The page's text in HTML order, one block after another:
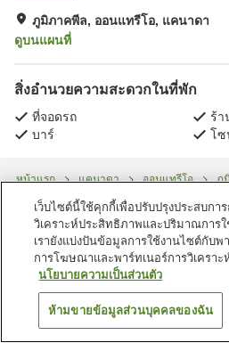
ภูมิภาคพีล, ออนแทรีโอ, แคนาดา
ดูบนแผนที่
สิ่งอำนวยความสะดวกในที่พัก
ที่จอดรถ
ร้า
บาร์
โซ
หน้าแรก แคนาดา ออนแทรีโอ
ภู
Best Western Plus Toronto Airport Hotel
ค้นหาห้องพั
เว็บไซต์นี้ใช้คุกกี้เพื่อปรับปรุงประสบกา
วิเคราะห์ประสิทธิภาพและปริมาณการใ
เรายังแบ่งปันข้อมูลการใช้งานไซต์กับพ
การโฆษณาและพาร์ทเนอร์การวิเคราะ
นโยบายความเป็นส่วนตัว
ห้ามขายข้อมูลส่วนบุคคลของฉัน